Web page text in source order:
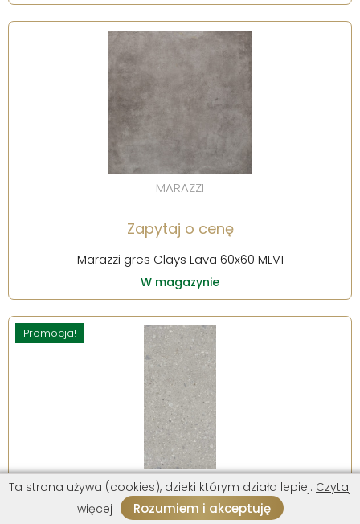
MARAZZI
Zapytaj o cenę
Marazzi gres Clays Lava 60x60 MLV1
W magazynie
Promocja!
MARAZZI
Ta strona używa (cookies), dzieki którym działa lepiej. Czytaj
więcej
Rozumiem i akceptuję